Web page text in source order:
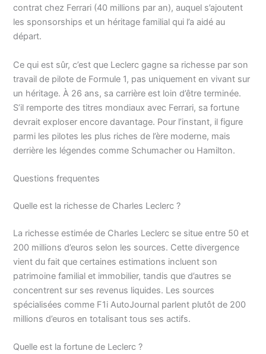
contrat chez Ferrari (40 millions par an), auquel s’ajoutent
les sponsorships et un héritage familial qui l’a aidé au
départ.
Ce qui est sûr, c’est que Leclerc gagne sa richesse par son
travail de pilote de Formule 1, pas uniquement en vivant sur
un héritage. À 26 ans, sa carrière est loin d’être terminée.
S’il remporte des titres mondiaux avec Ferrari, sa fortune
devrait exploser encore davantage. Pour l’instant, il figure
parmi les pilotes les plus riches de l’ère moderne, mais
derrière les légendes comme Schumacher ou Hamilton.
Questions frequentes
Quelle est la richesse de Charles Leclerc ?
La richesse estimée de Charles Leclerc se situe entre 50 et
200 millions d’euros selon les sources. Cette divergence
vient du fait que certaines estimations incluent son
patrimoine familial et immobilier, tandis que d’autres se
concentrent sur ses revenus liquides. Les sources
spécialisées comme F1i AutoJournal parlent plutôt de 200
millions d’euros en totalisant tous ses actifs.
Quelle est la fortune de Leclerc ?